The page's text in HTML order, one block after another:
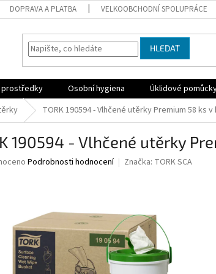
DOPRAVA A PLATBA VELKOOBCHODNÍ SPOLUPRÁCE
HLEDAT
prostředky Osobní hygiena Úklidové
TORK 190594 - Vlhčené utěrky Premium 58 ks
190594 - Vlhčené utěrky
Podrobnosti hodnocení Značka: TORK SCA